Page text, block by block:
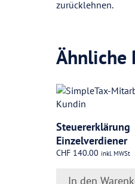
zurücklehnen.
Ähnliche
Steuererklärung
Einzelverdiener
CHF 140.00 inkl. MWSt
In den